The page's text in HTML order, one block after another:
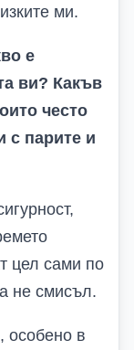
ми.
е
ви? Какъв
често
с парите и
цел сами по
не смисъл.
особено в